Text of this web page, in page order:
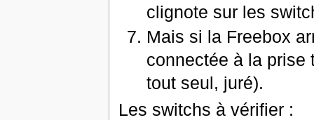
clignote sur les
Mais si la Freebox
connectée à la prise
tout seul, juré).
Les switchs à vérifier :